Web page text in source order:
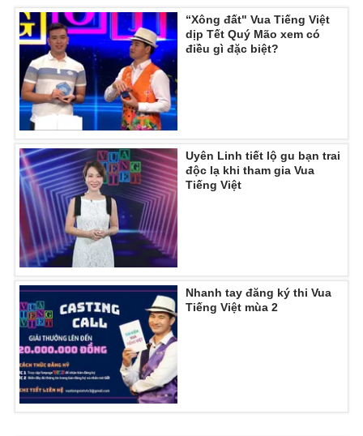
THỜI BÁO VTV
Theo dõi báo trên
Cơ quan chủ quản:Đài Truyền hình Việt Nam
Cơ quan báo chí:Thời báo VTV
Giấy phép hoạt động báo in và báo điện tử số 483/GP-BTTTT
cấp ngày 29/12/2023
Tổng Biên tập:Vũ Thanh Thủy
Phó Tổng Biên tập:Nguyễn Thị Mỹ Hạnh, Phạm Quốc Thắng,
Nguyễn Trọng Ninh
Tổng đài VTV:024.38 355 931 - 024.38 355 932
Ðiện thoại Thời báo VTV:024.66 897 897
Email:toasoan@vtv.vn
Liên hệ quảng cáo:024-7300.7108
“Xông đất" Vua Tiếng Việt
dịp Tết Quý Mão xem có
điều gì đặc biệt?
Uyên Linh tiết lộ gu bạn trai
độc lạ khi tham gia Vua
Tiếng Việt
Nhanh tay đăng ký thi Vua
Tiếng Việt mùa 2